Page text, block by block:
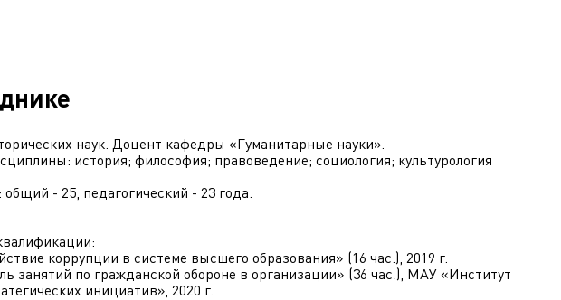
наук. Доцент кафедры «Гуманитарные науки».
история; философия; правоведение; социология; культурология
- 25, педагогический - 23 года.
коррупции в системе высшего образования» (16 час.), 2019 г.
занятий по гражданской обороне в организации» (36 час.), МАУ «Институт
инициатив», 2020 г.